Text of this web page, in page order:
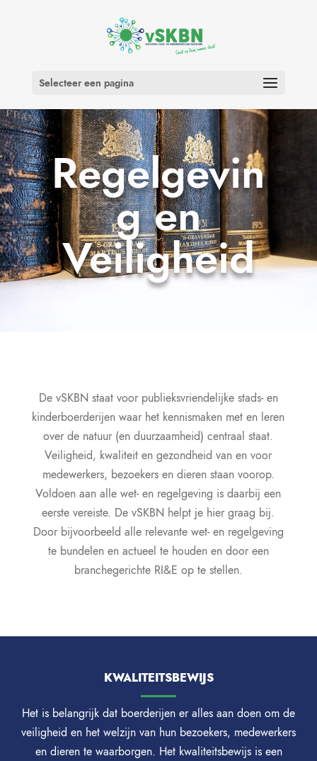
Selecteer een pagina
Regelgevin
g en
Veiligheid
De vSKBN staat voor publieksvriendelijke stads- en
kinderboerderijen waar het kennismaken met en leren
over de natuur (en duurzaamheid) centraal staat.
Veiligheid, kwaliteit en gezondheid van en voor
medewerkers, bezoekers en dieren staan voorop.
Voldoen aan alle wet- en regelgeving is daarbij een
eerste vereiste. De vSKBN helpt je hier graag bij.
Door bijvoorbeeld alle relevante wet- en regelgeving
te bundelen en actueel te houden en door een
branchegerichte RI&E op te stellen.
KWALITEITSBEWIJS
Het is belangrijk dat boerderijen er alles aan doen om de
veiligheid en het welzijn van hun bezoekers, medewerkers
en dieren te waarborgen. Het kwaliteitsbewijs is een